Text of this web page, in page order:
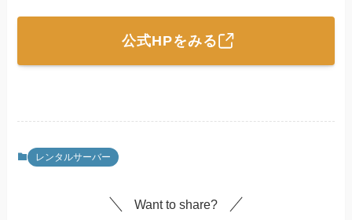
公式HPをみる
レンタルサーバー
Want to share?